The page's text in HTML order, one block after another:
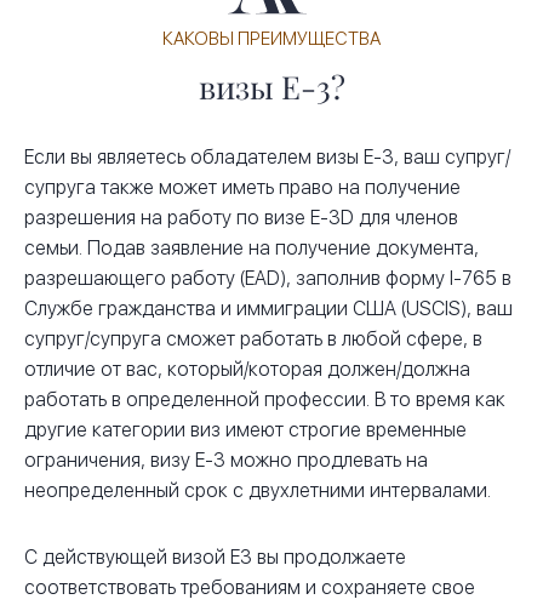
КАКОВЫ ПРЕИМУЩЕСТВА
визы E-3?
Если вы являетесь обладателем визы E-3, ваш супруг/
супруга также может иметь право на получение
разрешения на работу по визе E-3D для членов
семьи. Подав заявление на получение документа,
разрешающего работу (EAD), заполнив форму I-765 в
Службе гражданства и иммиграции США (USCIS), ваш
супруг/супруга сможет работать в любой сфере, в
отличие от вас, который/которая должен/должна
работать в определенной профессии. В то время как
другие категории виз имеют строгие временные
ограничения, визу E-3 можно продлевать на
неопределенный срок с двухлетними интервалами.
С действующей визой E3 вы продолжаете
соответствовать требованиям и сохраняете свое